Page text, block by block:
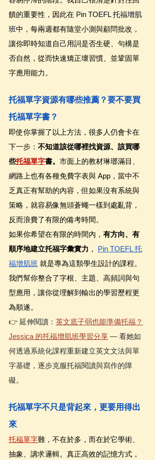
饋的重要性，因此在 Pin TOEFL 托福增肌
班中，每兩週都有隨堂小測與顧問批改，
讓你即時知道自己用詞是否生硬、句構是
否自然，從而快速矯正壞習慣、並鞏固單
字應用能力。
托福單字資源有哪些推薦？要不要買
托福單字書？
即使你掌握了以上方法，很多人仍會卡在
下一步： 不知道該從哪裡找資源、該買哪
些托福單字書。 市面上的教材琳瑯滿目、
網路上也有各種免費字表與 App，當中不
乏真正有幫助的內容，但如果沒有系統與
策略，就容易像無頭蒼蠅一樣到處亂背，
反而浪費了有限的備考時間。
如果你希望在有限的時間內， 有方向、有
順序地建立托福字彙實力 ， Pin TOEFL 托
福增肌班 就是專為這類學生設計的課程。
我們幫你整合了字根、主題、高頻詞與句
型應用，讓你從理解到輸出的學習歷程更
為順遂。
👉 延伸閱讀： 英文底子弱也能準備托福？
Jessica 的托福增肌班學習分享 — 看她如
何透過系統化課程重新建立英文文法與單
字基礎，逐步克服托福閱讀與寫作的障
礙。
托福單字不只是背起來，更要用得出
來
托福單字難，不在於多，而在於它學術、
抽象、講求邏輯。真正高效的記憶方式，